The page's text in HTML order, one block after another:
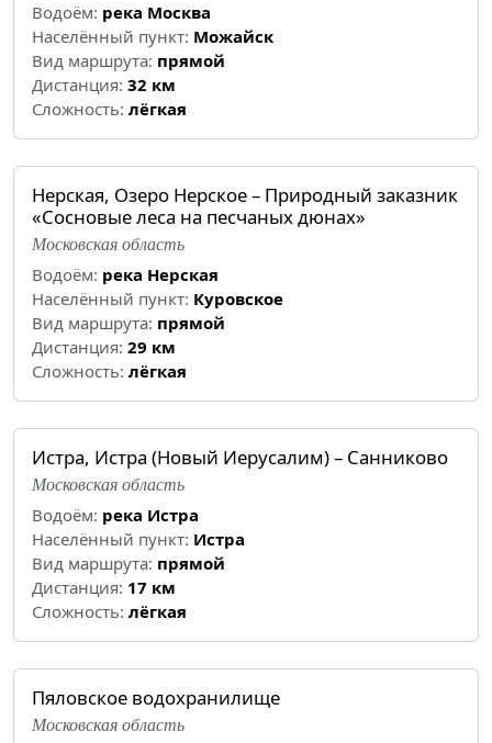
Водоём: река Москва
Населённый пункт: Можайск
Вид маршрута: прямой
Дистанция: 32 км
Cложность: лёгкая
Нерская, Озеро Нерское – Природный заказник
«Сосновые леса на песчаных дюнах»
Московская область
Водоём: река Нерская
Населённый пункт: Куровское
Вид маршрута: прямой
Дистанция: 29 км
Cложность: лёгкая
Истра, Истра (Новый Иерусалим) – Санниково
Московская область
Водоём: река Истра
Населённый пункт: Истра
Вид маршрута: прямой
Дистанция: 17 км
Cложность: лёгкая
Пяловское водохранилище
Московская область